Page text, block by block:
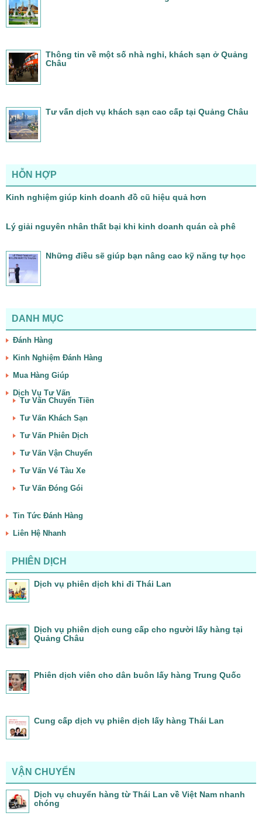
Thông tin về một số nhà nghỉ, khách sạn ở Quảng
Châu
Tư vấn dịch vụ khách sạn cao cấp tại Quảng Châu
HỖN HỢP
Kinh nghiệm giúp kinh doanh đồ cũ hiệu quả hơn
Lý giải nguyên nhân thất bại khi kinh doanh quán cà phê
Những điều sẽ giúp bạn nâng cao kỹ năng tự học
DANH MỤC
Đánh Hàng
Kinh Nghiệm Đánh Hàng
Mua Hàng Giúp
Dịch Vụ Tư Vấn
Tư Vấn Chuyển Tiền
Tư Vấn Khách Sạn
Tư Vấn Phiên Dịch
Tư Vấn Vận Chuyển
Tư Vấn Vé Tàu Xe
Tư Vấn Đóng Gói
Tin Tức Đánh Hàng
Liên Hệ Nhanh
PHIÊN DỊCH
Dịch vụ phiên dịch khi đi Thái Lan
Dịch vụ phiên dịch cung cấp cho người lấy hàng tại
Quảng Châu
Phiên dịch viên cho dân buôn lấy hàng Trung Quốc
Cung cấp dịch vụ phiên dịch lấy hàng Thái Lan
VẬN CHUYỂN
Dịch vụ chuyển hàng từ Thái Lan về Việt Nam nhanh
chóng